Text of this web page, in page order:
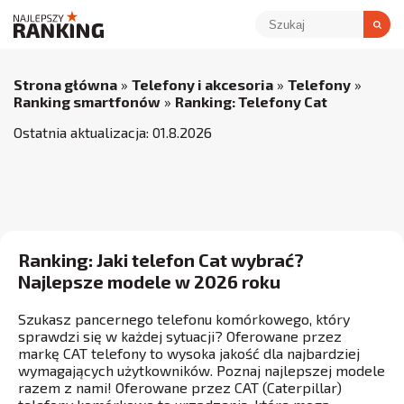
Strona główna » Telefony i akcesoria » Telefony »
Ranking smartfonów » Ranking: Telefony Cat
Ostatnia aktualizacja: 01.8.2026
Ranking: Jaki telefon Cat wybrać?
Najlepsze modele w 2026 roku
Szukasz pancernego telefonu komórkowego, który
sprawdzi się w każdej sytuacji? Oferowane przez
markę CAT telefony to wysoka jakość dla najbardziej
wymagających użytkowników. Poznaj najlepszej modele
razem z nami! Oferowane przez CAT (Caterpillar)